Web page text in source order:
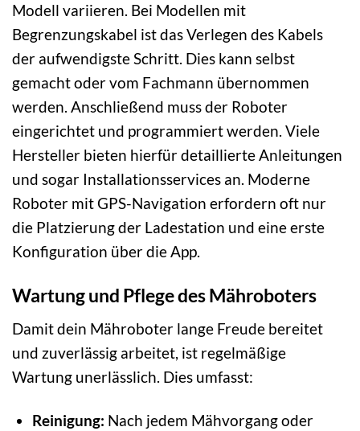
Modell variieren. Bei Modellen mit
Begrenzungskabel ist das Verlegen des Kabels
der aufwendigste Schritt. Dies kann selbst
gemacht oder vom Fachmann übernommen
werden. Anschließend muss der Roboter
eingerichtet und programmiert werden. Viele
Hersteller bieten hierfür detaillierte Anleitungen
und sogar Installationsservices an. Moderne
Roboter mit GPS-Navigation erfordern oft nur
die Platzierung der Ladestation und eine erste
Konfiguration über die App.
Wartung und Pflege des Mähroboters
Damit dein Mähroboter lange Freude bereitet
und zuverlässig arbeitet, ist regelmäßige
Wartung unerlässlich. Dies umfasst:
Reinigung: Nach jedem Mähvorgang oder